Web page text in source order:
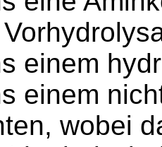
einem
einem
wobei